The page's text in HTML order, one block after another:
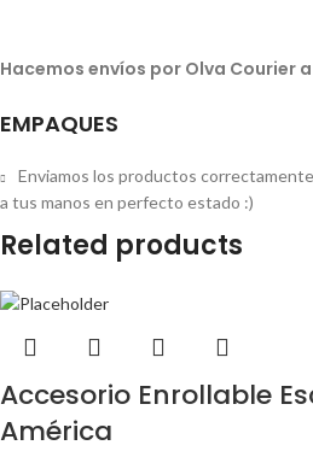
Hacemos envíos por Olva Courier
EMPAQUES
Enviamos los productos
a tus manos en perfecto estado :)
Related products
Accesorio Enrollable
América